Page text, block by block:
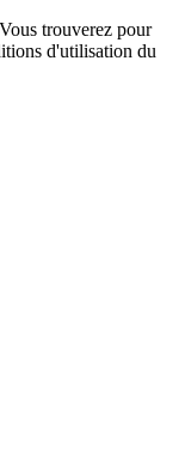
trouverez pour
d'utilisation du